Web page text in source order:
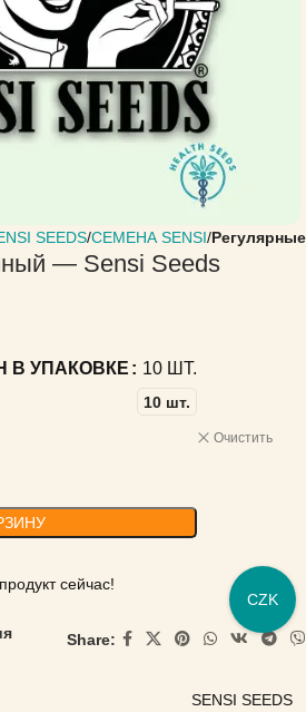
SEEDS СЕМЕНА SENSI Регулярные
— Sensi Seeds
В УПАКОВКЕ 10 ШТ.
10 шт.
Очистить
сейчас!
Share:
SENSI SEEDS
CZK